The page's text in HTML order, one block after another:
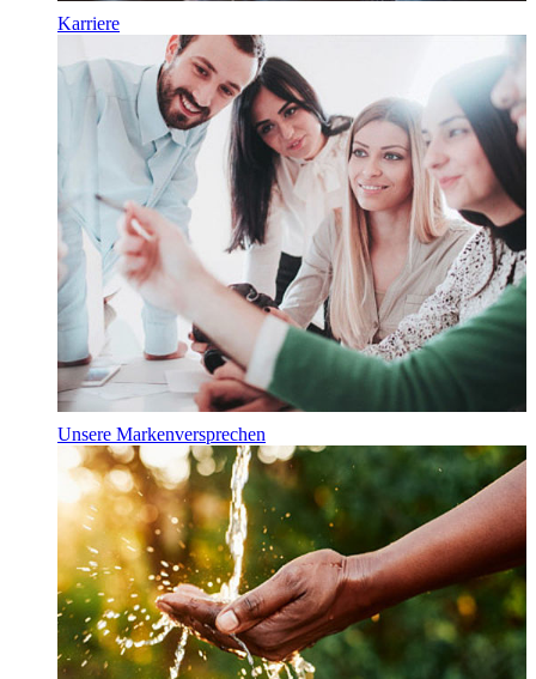
Karriere
Unsere Markenversprechen